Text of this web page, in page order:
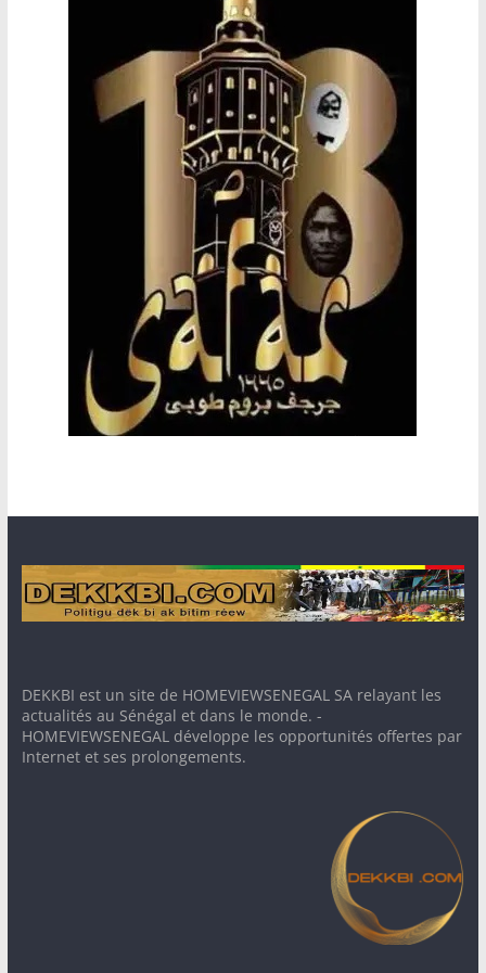
DEKKBI est un site de HOMEVIEWSENEGAL SA relayant les
actualités au Sénégal et dans le monde. -
HOMEVIEWSENEGAL développe les opportunités offertes par
Internet et ses prolongements.